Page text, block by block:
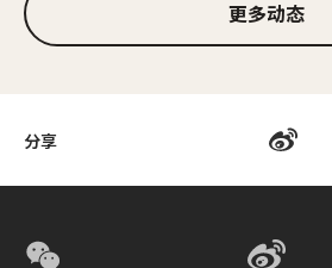
分享
更多动态